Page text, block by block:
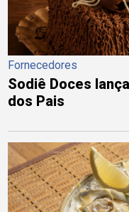
Fornecedores
Sodiê Doces
dos Pais